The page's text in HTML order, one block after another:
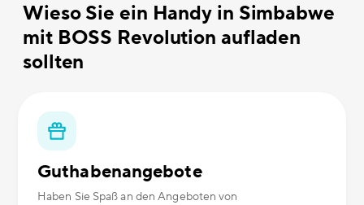
Wieso Sie ein Handy in Simbabwe
mit BOSS Revolution aufladen
sollten
Guthabenangebote
Haben Sie Spaß an den Angeboten von